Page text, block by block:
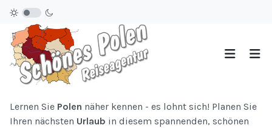
Lernen Sie Polen näher kennen - es lohnt sich! Planen Sie
Ihren nächsten Urlaub in diesem spannenden, schönen